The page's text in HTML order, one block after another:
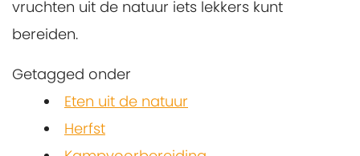
vruchten uit de natuur iets lekkers kunt
bereiden.
Getagged onder
Eten uit de natuur
Herfst